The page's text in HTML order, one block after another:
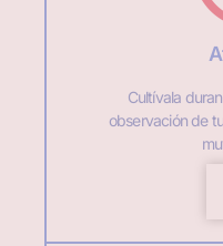
Cultívala
observación de